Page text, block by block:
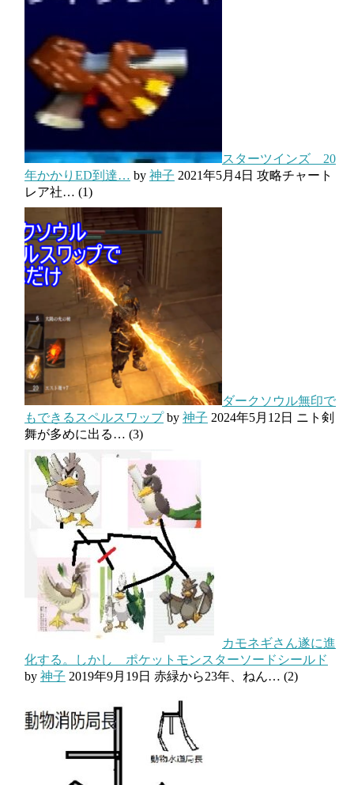
スターツインズ 20
年かかりED到達… by 神子 2021年5月4日 攻略チャート
レア社… (1)
ダークソウル無印で
もできるスペルスワップby 神子 2024年5月12日 ニト剣
舞が多めに出る… (3)
カモネギさん遂に進
化する。しかし ポケットモンスターソードシールド
by 神子 2019年9月19日 赤緑から23年、ねん… (2)